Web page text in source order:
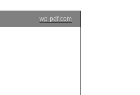
wp-pdf.com